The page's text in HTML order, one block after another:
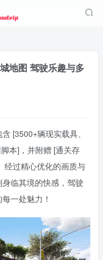
地图 驾驶乐趣与多
[3500+辆现实载具、
本]，并附赠 [通关存
经过精心优化的画质与
临其境的快感，驾驶
一处魅力！